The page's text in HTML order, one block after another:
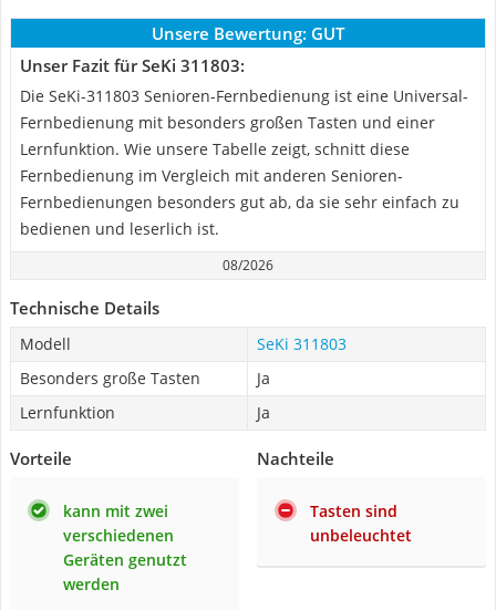
Unsere Bewertung: GUT
Unser Fazit für SeKi 311803:
Die SeKi-311803 Senioren-Fernbedienung ist eine Universal-
Fernbedienung mit besonders großen Tasten und einer
Lernfunktion. Wie unsere Tabelle zeigt, schnitt diese
Fernbedienung im Vergleich mit anderen Senioren-
Fernbedienungen besonders gut ab, da sie sehr einfach zu
bedienen und leserlich ist.
08/2026
Technische Details
Modell
SeKi 311803
Besonders große Tasten
Ja
Lernfunktion
Ja
Vorteile
kann mit zwei
verschiedenen
Geräten genutzt
werden
Nachteile
Tasten sind
unbeleuchtet